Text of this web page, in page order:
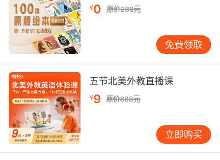
家长，如果想要给孩子做一个英语启蒙，最好选
择一个品牌实力强的，这样的机构更专业更让人
放心。
¥0 原价288元
免费领取
五节北美外教直播课
¥9 原价888元
立即购买